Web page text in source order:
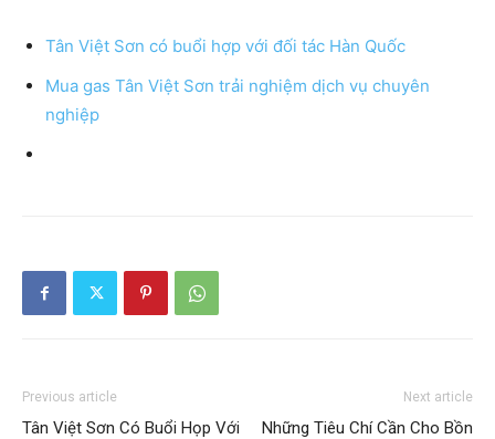
Tân Việt Sơn có buổi hợp với đối tác Hàn Quốc
Mua gas Tân Việt Sơn trải nghiệm dịch vụ chuyên
nghiệp
Previous article
Tân Việt Sơn Có Buổi Họp Với
Next article
Những Tiêu Chí Cần Cho Bồn